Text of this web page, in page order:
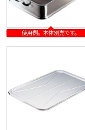
使用例。本体別売です。